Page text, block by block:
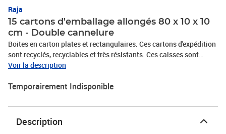
Raja
15 cartons d'emballage allongés 80 x 10 x 10
cm - Double cannelure
Boites en carton plates et rectangulaires. Ces cartons d'expédition
sont recyclés, recyclables et très résistants. Ces caisses sont
parfaitement adaptées aux objets lourds et fragiles pour vos
bobines, rouleaux de papier ou de tissu... Leur livraison à plat
présentation soignée de vos produits. Dimensions : 80 x 10x 10
cm.
Voir la description
Temporairement Indisponible
Description